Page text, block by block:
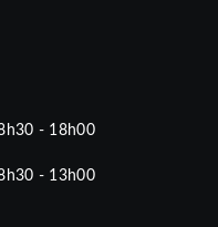
- 18h00
- 13h00